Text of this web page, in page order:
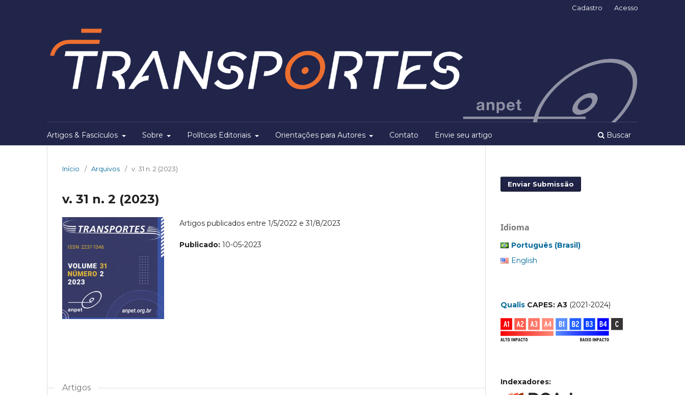
Artigos & Fascículos Sobre Políticas Editoriais Orientações para Autores Contato Envie seu artigo Buscar
Cadastro Acesso
Início / Arquivos / v. 31 n. 2 (2023)
v. 31 n. 2 (2023)
Artigos publicados entre 1/5/2022 e 31/8/2023
Publicado: 10-05-2023
Artigos
Enviar Submissão
Idioma
Português (Brasil)
English
Qualis CAPES: A3 (2021-2024)
Indexadores: